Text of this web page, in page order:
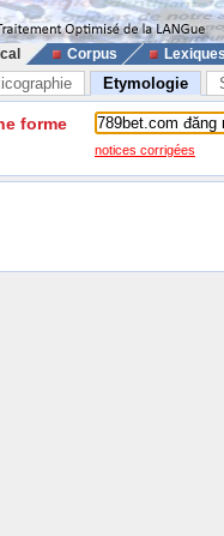
Corpus
Etymologie
forme
notices corrigées